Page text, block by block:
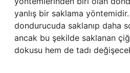
yanlış bir saklama
dondurucuda saklanıp daha
ancak bu şekilde saklanan
dokusu hem de tadı